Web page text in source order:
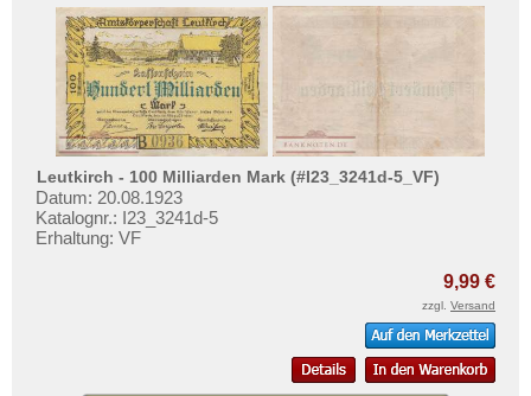
Leutkirch - 100 Milliarden Mark (#I23_3241d-5_VF)
Datum: 20.08.1923
Katalognr.: I23_3241d-5
Erhaltung: VF
9,99 €
zzgl. Versand